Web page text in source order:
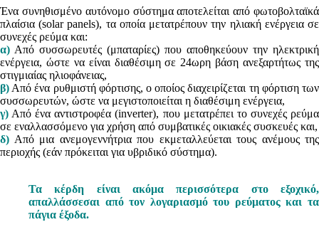
Ένα συνηθισμένο αυτόνομο σύστημα αποτελείται από φωτοβολταϊκά
πλαίσια (solar panels), τα οποία μετατρέπουν την ηλιακή ενέργεια σε
συνεχές ρεύμα και:
α) Από συσσωρευτές (μπαταρίες) που αποθηκεύουν την ηλεκτρική
ενέργεια, ώστε να είναι διαθέσιμη σε 24ωρη βάση ανεξαρτήτως της
στιγμιαίας ηλιοφάνειας,
β)Από ένα ρυθμιστή φόρτισης, ο οποίος διαχειρίζεται τη φόρτιση των
συσσωρευτών, ώστε να μεγιστοποιείται η διαθέσιμη ενέργεια,
γ) Από ένα αντιστροφέα (inverter), που μετατρέπει το συνεχές ρεύμα
σε εναλλασσόμενο για χρήση από συμβατικές οικιακές συσκευές και,
δ) Από μια ανεμογεννήτρια που εκμεταλλεύεται τους ανέμους της
περιοχής (εάν πρόκειται για υβριδικό σύστημα).
Τα κέρδη είναι ακόμα περισσότερα στο εξοχικό,
απαλλάσσεσαι από τον λογαριασμό του ρεύματος και τα
πάγια έξοδα.